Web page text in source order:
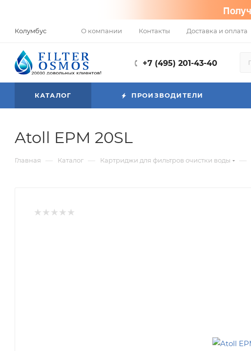
Колумбус О компании Контакты Доставка и оплата
+7 (495) 201-43-40
КАТАЛОГ ПРОИЗВОДИТЕЛИ
Atoll EPM 20SL
Главная — Каталог — Картриджи для фильтров очистки воды —